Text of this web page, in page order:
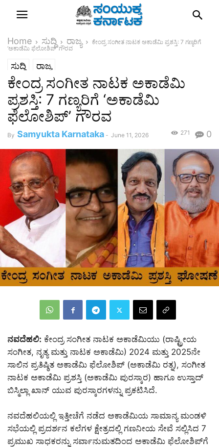
Home ಸುದ್ದಿ ರಾಜ್ಯ
ಕೇಂದ್ರ ಸಂಗೀತ ನಾಟಕ ಅಕಾಡೆಮಿ ಪ್ರಶಸ್ತಿ: 7 ಗಣ್ಯರಿಗೆ
‘ಅಕಾಡೆಮಿ ಫೆಲೋಶಿಪ್’ ಗೌರವ
ಸುದ್ದಿ ರಾಜ್ಯ
ಕೇಂದ್ರ ಸಂಗೀತ ನಾಟಕ ಅಕಾಡೆಮಿ
ಪ್ರಶಸ್ತಿ: 7 ಗಣ್ಯರಿಗೆ ‘ಅಕಾಡೆಮಿ
ಫೆಲೋಶಿಪ್’ ಗೌರವ
By Samyukta Karnataka - June 11, 2026 0
271
ನವದೆಹಲಿ: ಕೇಂದ್ರ ಸಂಗೀತ ನಾಟಕ ಅಕಾಡೆಮಿಯು (ರಾಷ್ಟ್ರೀಯ
ಸಂಗೀತ, ನೃತ್ಯ ಮತ್ತು ನಾಟಕ ಅಕಾಡೆಮಿ) 2024 ಮತ್ತು 2025ನೇ
ಸಾಲಿನ ಪ್ರತಿಷ್ಠಿತ ಅಕಾಡೆಮಿ ಫೆಲೋಶಿಪ್ (ಅಕಾಡೆಮಿ ರತ್ನ), ಸಂಗೀತ
ನಾಟಕ ಅಕಾಡೆಮಿ ಪ್ರಶಸ್ತಿ (ಅಕಾಡೆಮಿ ಪುರಸ್ಕಾರ) ಹಾಗೂ ಉಸ್ತಾದ್
ಬಿಸ್ಮಿಲ್ಲಾ ಖಾನ್ ಯುವ ಪುರಸ್ಕಾರಗಳನ್ನು ಪ್ರಕಟಿಸಿದೆ.
ನವದೆಹಲಿಯಲ್ಲಿ ಇತ್ತೀಚೆಗೆ ನಡೆದ ಅಕಾಡೆಮಿಯ ಸಾಮಾನ್ಯ ಮಂಡಳಿ
ಸಭೆಯಲ್ಲಿ ಪ್ರದರ್ಶನ ಕಲೆಗಳ ಕ್ಷೇತ್ರದಲ್ಲಿ ಗಣನೀಯ ಸೇವೆ ಸಲ್ಲಿಸಿದ 7
ಪ್ರಮುಖ ಸಾಧಕರನ್ನು ಸರ್ವಾನುಮತದಿಂದ ಅಕಾಡೆಮಿ ಫೆಲೋಶಿಪ್‌ಗೆ